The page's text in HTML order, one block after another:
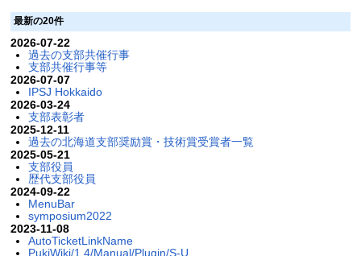
最新の20件
2026-07-22
過去の支部共催行事
支部共催行事等
2026-07-07
IPSJ Hokkaido
2026-03-24
支部表彰者
2025-12-11
過去の北海道支部奨励賞・技術賞受賞者一覧
2025-05-21
支部役員
歴代支部役員
2024-09-22
MenuBar
symposium2022
2023-11-08
AutoTicketLinkName
PukiWiki/1.4/Manual/Plugin/S-U